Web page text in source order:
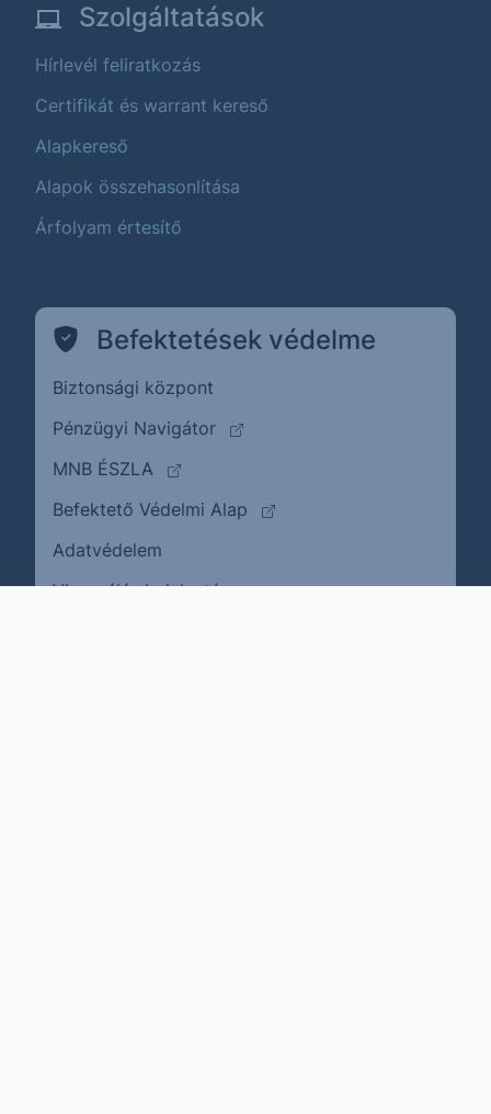
Szolgáltatások
Hírlevél feliratkozás
Certifikát és warrant kereső
Alapkereső
Alapok összehasonlítása
Árfolyam értesítő
Befektetések védelme
Biztonsági központ
Pénzügyi Navigátor
(külső oldalra ugrik)
MNB ÉSZLA
(külső oldalra ugrik)
Befektető Védelmi Alap
(külső oldalra ugrik)
Adatvédelem
Visszaélés bejelentése(külső oldalra ugrik)